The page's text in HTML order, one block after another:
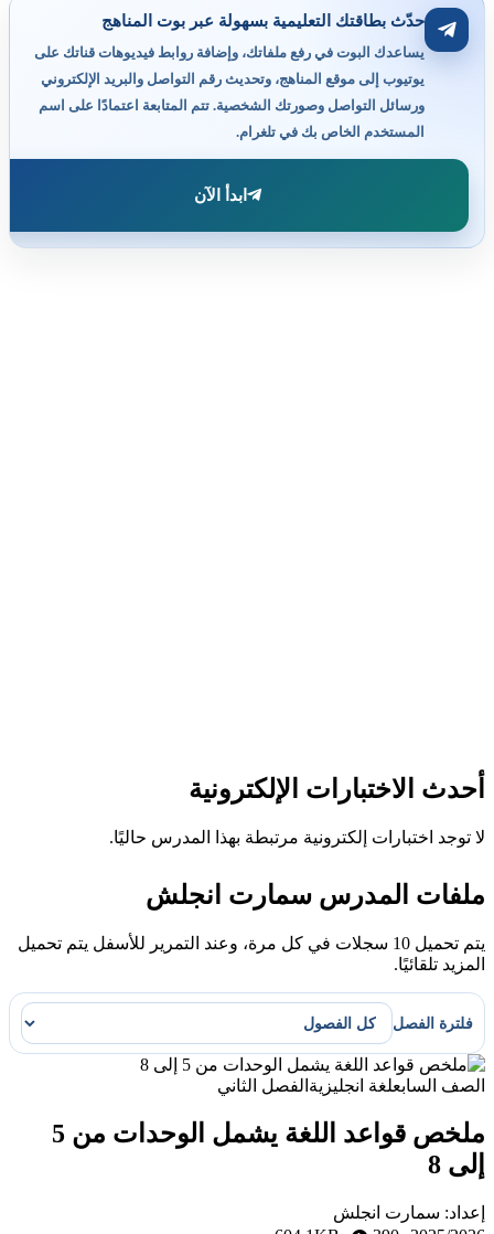
حدّث بطاقتك التعليمية بسهولة عبر بوت المناهج
يساعدك البوت في رفع ملفاتك، وإضافة روابط فيديوهات قناتك على
يوتيوب إلى موقع المناهج، وتحديث رقم التواصل والبريد الإلكتروني
ورسائل التواصل وصورتك الشخصية. تتم المتابعة اعتمادًا على اسم
المستخدم الخاص بك في تلغرام.
ابدأ الآن
أحدث الاختبارات الإلكترونية
لا توجد اختبارات إلكترونية مرتبطة بهذا المدرس حاليًا.
ملفات المدرس سمارت انجلش
يتم تحميل 10 سجلات في كل مرة، وعند التمرير للأسفل يتم تحميل
المزيد تلقائيًا.
فلترة الفصل
الصف السابعلغة انجليزيةالفصل الثاني
ملخص قواعد اللغة يشمل الوحدات من 5
إلى 8
إعداد: سمارت انجلش